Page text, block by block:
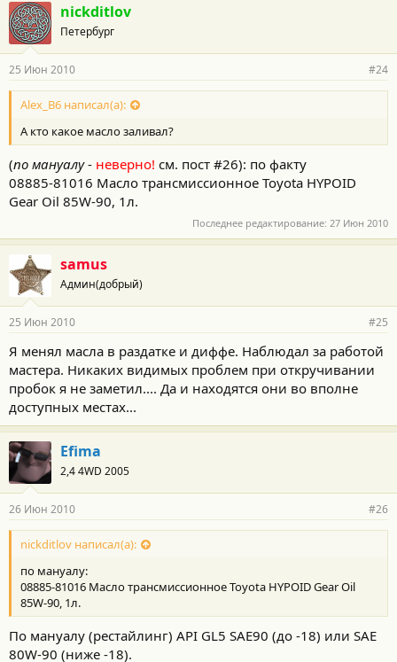
nickditlov
Петербург
25 Июн 2010 #24
Alex_B6 написал(а):
А кто какое масло заливал?
(по мануалу- неверно! см. пост #26): по факту
08885-81016 Масло трансмиссионное Toyota HYPOID
Gear Oil 85W-90, 1л.
Последнее редактирование: 27 Июн 2010
samus
Админ(добрый)
25 Июн 2010 #25
Я менял масла в раздатке и диффе. Наблюдал за работой
мастера. Никаких видимых проблем при откручивании
пробок я не заметил.... Да и находятся они во вполне
доступных местах...
Efima
2,4 4WD 2005
26 Июн 2010 #26
nickditlov написал(а):
по мануалу:
08885-81016 Масло трансмиссионное Toyota HYPOID Gear Oil
85W-90, 1л.
По мануалу (рестайлинг) API GL5 SAE90 (до -18) или SAE
80W-90 (ниже -18).